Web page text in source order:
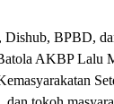
BPBD,
AKBP Lalu